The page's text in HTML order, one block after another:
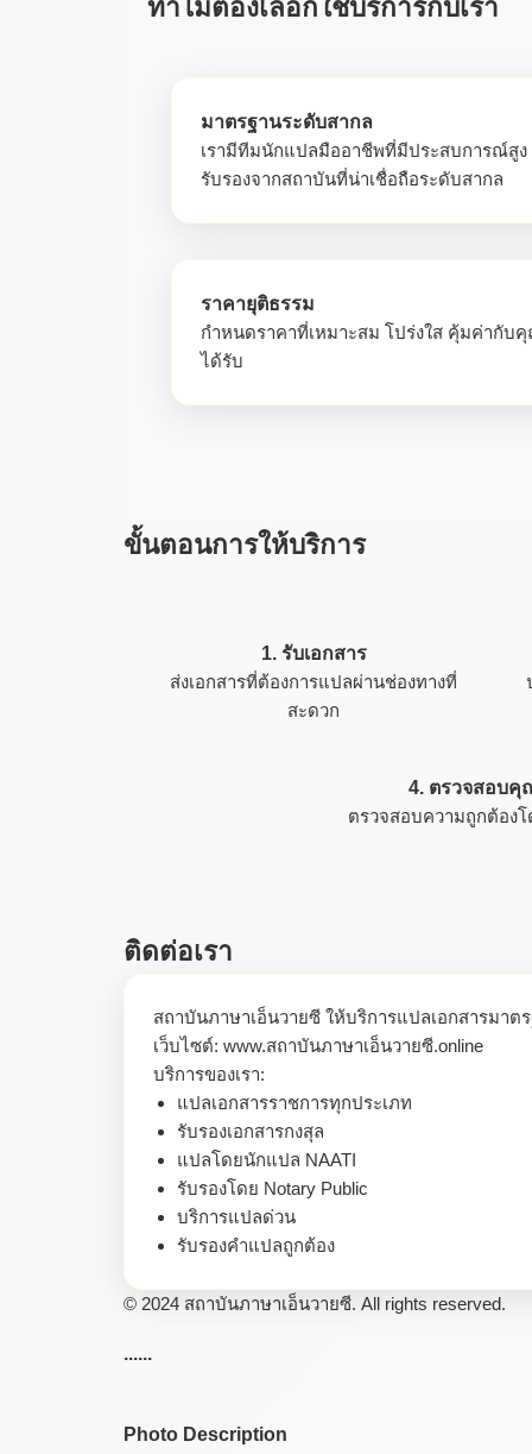
ทำไมต้องเลือกใช้บริการกับเรา
มาตรฐานระดับสากล
เรามีทีมนักแปลมืออาชีพที่มีประสบการณ์สูง
รับรองจากสถาบันที่น่าเชื่อถือระดับสากล
ราคายุติธรรม
กำหนดราคาที่เหมาะสม โปร่งใส คุ้มค่ากับ
ได้รับ
ขั้นตอนการให้บริการ
1. รับเอกสาร
ส่งเอกสารที่ต้องการแปลผ่านช่องทางที่
สะดวก
4. ตรวจสอบคุ
ตรวจสอบความถูกต้อง
ติดต่อเรา
สถาบันภาษาเอ็นวายซี ให้บริการแปลเอกสารมาต
เว็บไซต์: www.สถาบันภาษาเอ็นวายซี.online
บริการของเรา:
แปลเอกสารราชการทุกประเภท
รับรองเอกสารกงสุล
แปลโดยนักแปล NAATI
รับรองโดย Notary Public
บริการแปลด่วน
รับรองคำแปลถูกต้อง
© 2024 สถาบันภาษาเอ็นวายซี. All rights reserved.
......
Photo Description